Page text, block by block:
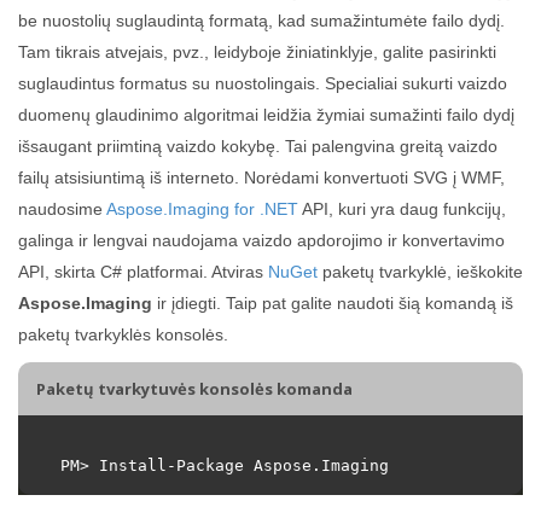
be nuostolių suglaudintą formatą, kad sumažintumėte failo dydį.
Tam tikrais atvejais, pvz., leidyboje žiniatinklyje, galite pasirinkti
suglaudintus formatus su nuostolingais. Specialiai sukurti vaizdo
duomenų glaudinimo algoritmai leidžia žymiai sumažinti failo dydį
išsaugant priimtiną vaizdo kokybę. Tai palengvina greitą vaizdo
failų atsisiuntimą iš interneto. Norėdami konvertuoti SVG į WMF,
naudosime Aspose.Imaging for .NETAPI, kuri yra daug funkcijų,
galinga ir lengvai naudojama vaizdo apdorojimo ir konvertavimo
API, skirta C# platformai. Atviras NuGet paketų tvarkyklė, ieškokite
Aspose.Imaging ir įdiegti. Taip pat galite naudoti šią komandą iš
paketų tvarkyklės konsolės.
Paketų tvarkytuvės konsolės komanda